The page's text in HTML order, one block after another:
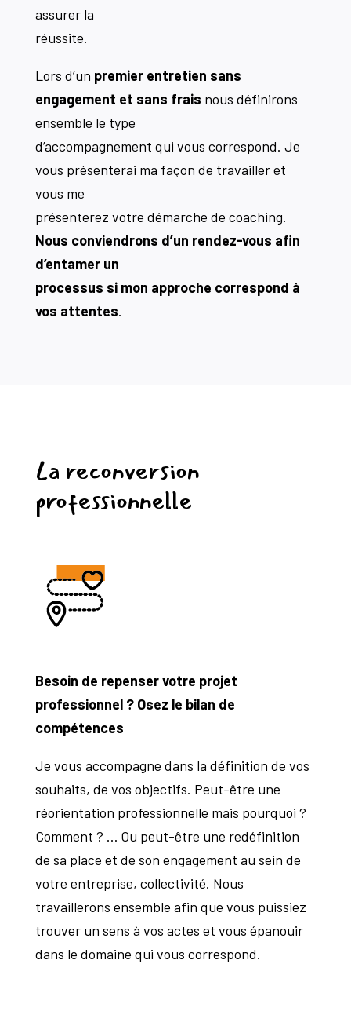
assurer la
réussite.
Lors d’un premier entretien sans
engagement et sans frais nous définirons
ensemble le type
d’accompagnement qui vous correspond. Je
vous présenterai ma façon de travailler et
vous me
présenterez votre démarche de coaching.
Nous conviendrons d’un rendez-vous afin
d’entamer un
processus si mon approche correspond à
vos attentes.
La reconversion
professionnelle
Besoin de repenser votre projet
professionnel ? Osez le bilan de
compétences
Je vous accompagne dans la définition de vos
souhaits, de vos objectifs. Peut-être une
réorientation professionnelle mais pourquoi ?
Comment ? … Ou peut-être une redéfinition
de sa place et de son engagement au sein de
votre entreprise, collectivité. Nous
travaillerons ensemble afin que vous puissiez
trouver un sens à vos actes et vous épanouir
dans le domaine qui vous correspond.